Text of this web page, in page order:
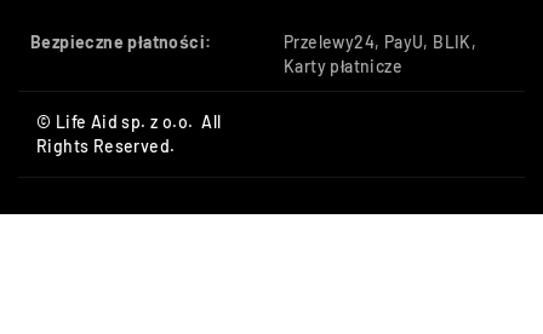
Bezpieczne płatności:
Przelewy24, PayU, BLIK,
Karty płatnicze
© Life Aid sp. z o.o. All
Rights Reserved.